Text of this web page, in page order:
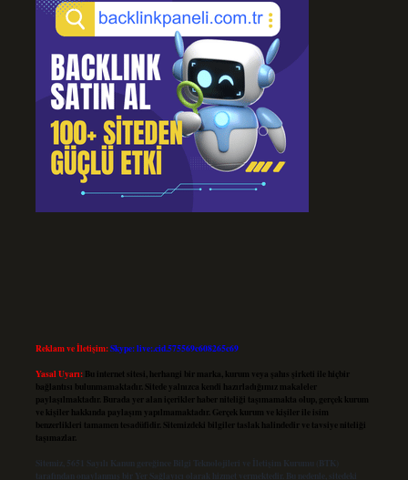
Reklam ve İletişim:Skype: live:.cid.575569c608265c69
Yasal Uyarı: Bu internet sitesi, herhangi bir marka, kurum veya şahıs şirketi ile hiçbir
bağlantısı bulunmamaktadır. Sitede yalnızca kendi hazırladığımız makaleler
paylaşılmaktadır. Burada yer alan içerikler haber niteliği taşımamakta olup, gerçek kurum
ve kişiler hakkında paylaşım yapılmamaktadır. Gerçek kurum ve kişiler ile isim
benzerlikleri tamamen tesadüfidir. Sitemizdeki bilgiler taslak halindedir ve tavsiye niteliği
taşımazlar.
Sitemiz, 5651 Sayılı Kanun gereğince Bilgi Teknolojileri ve İletişim Kurumu (BTK)
tarafından onaylanmış bir Yer Sağlayıcı olarak hizmet vermektedir. Bu nedenle, sitedeki